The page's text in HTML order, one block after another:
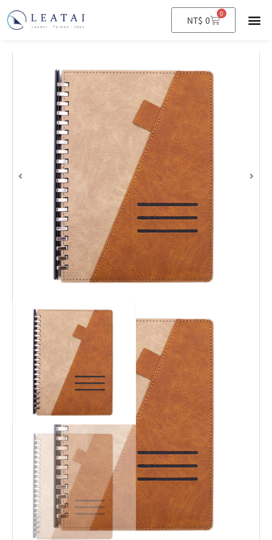
NT$ 0
0
購
物